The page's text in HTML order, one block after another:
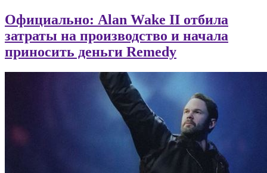
Официально: Alan Wake II отбила
затраты на производство и начала
приносить деньги Remedy